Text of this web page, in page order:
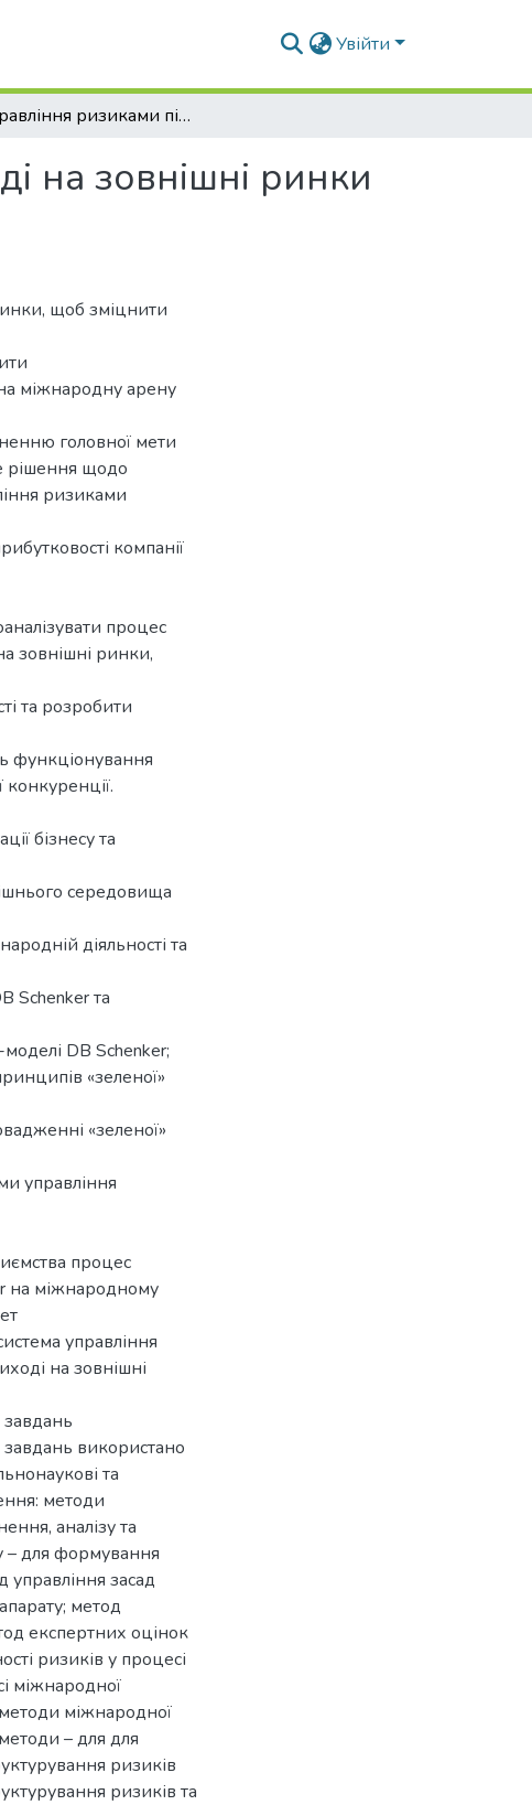
Увійти
Управління ризиками підприємства при виході на зовнішні ринки
на зовнішні ринки
щоб зміцнити
міжнародну арену
головної мети
рішення щодо
ризиками
компанії
процес
зовнішні ринки,
та розробити
функціонування
бізнесу та
середовища
діяльності та
Schenker та
DB Schenker;
«зеленої»
«зеленої»
управління
процес
на міжнародному
управління
на зовнішні
використано
та
методи
аналізу та
– для формування
засад
метод
експертних оцінок
ризиків у процесі
міжнародної
методи міжнародної
– для для
ризиків
ризиків та